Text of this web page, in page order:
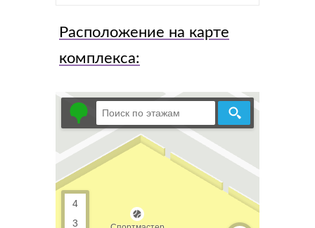
Расположение на карте
комплекса: